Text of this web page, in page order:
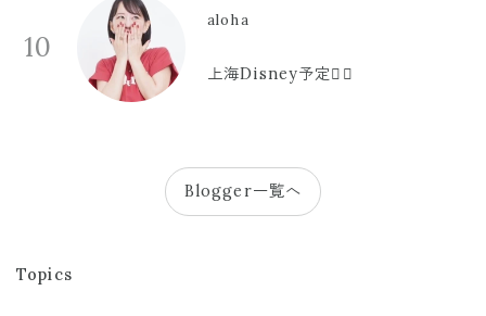
10
aloha
上海Disney予定🫪🩷
Blogger一覧へ
Topics